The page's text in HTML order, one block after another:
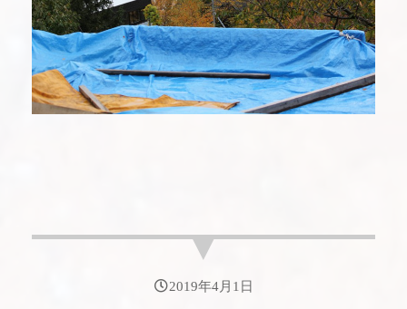
2019年4月1日